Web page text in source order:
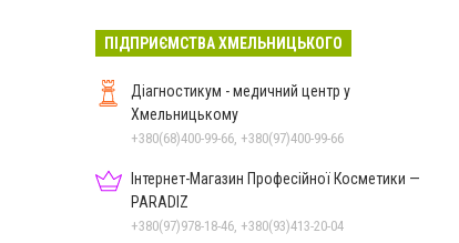
протипухлинному центрі
запрацював новий
томограф
Паперовий флот замість
Чорноморського: як реальні
втрати Росії перетворилися
на дитячу аплікацію
ПІДПРИЄМСТВА ХМЕЛЬНИЦЬКОГО
Діагностикум - медичний центр у
Хмельницькому
+380(68)400-99-66, +380(97)400-99-66
Інтернет-Магазин Професійної Косметики —
PARADIZ
+380(97)978-18-46, +380(93)413-20-04